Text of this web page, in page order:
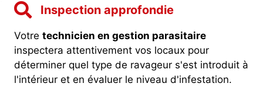
Inspection approfondie
Votre technicien en gestion parasitaire
inspectera attentivement vos locaux pour
déterminer quel type de ravageur s'est introduit à
l'intérieur et en évaluer le niveau d'infestation.